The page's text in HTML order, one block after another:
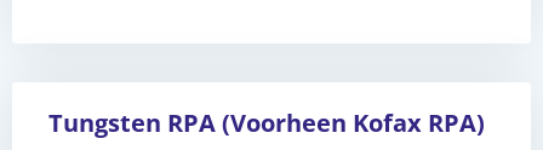
Tungsten RPA (Voorheen Kofax RPA)